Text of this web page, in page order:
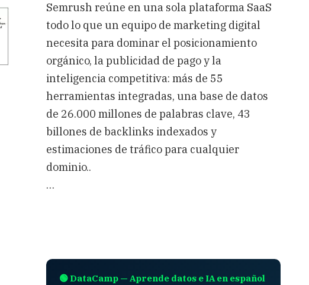
Semrush reúne en una sola plataforma SaaS
todo lo que un equipo de marketing digital
necesita para dominar el posicionamiento
orgánico, la publicidad de pago y la
inteligencia competitiva: más de 55
herramientas integradas, una base de datos
de 26.000 millones de palabras clave, 43
billones de backlinks indexados y
estimaciones de tráfico para cualquier
dominio..
…
🟢 DataCamp — Aprende datos e IA en español